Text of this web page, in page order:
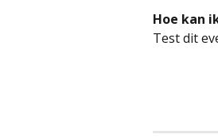
Hoe kan
Test dit